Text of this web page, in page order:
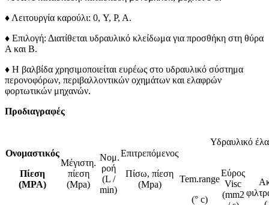
♦ Λειτουργία καρούλι: 0, Y, P, A.
♦ Επιλογή: Διατίθεται υδραυλικό κλείδωμα για προσθήκη στη θύρα
Α και Β.
♦ Η βαλβίδα χρησιμοποιείται ευρέως στο υδραυλικό σύστημα
περονοφόρων, περιβαλλοντικών οχημάτων και ελαφρών
φορτωτικών μηχανών.
Προδιαγραφές
Ονομαστικός
Πίεση
(MPA)
Μέγιστη.
πίεση
(Mpa)
Νομ.
ροή
(L /
min)
Επιτρεπόμενος
Πίσω, πίεση
(Mpa)
Υδραυλικό
Tem.range
(° c)
Εύρος
Visc
(mm2